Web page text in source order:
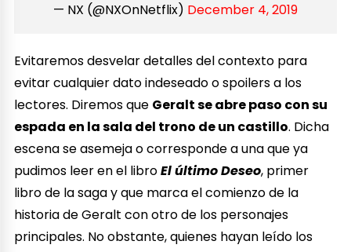
— NX (@NXOnNetflix) December 4, 2019
Evitaremos desvelar detalles del contexto para
evitar cualquier dato indeseado o spoilers a los
lectores. Diremos que Geralt se abre paso con su
espada en la sala del trono de un castillo. Dicha
escena se asemeja o corresponde a una que ya
pudimos leer en el libroEl último Deseo, primer
libro de la saga y que marca el comienzo de la
historia de Geralt con otro de los personajes
principales. No obstante, quienes hayan leído los